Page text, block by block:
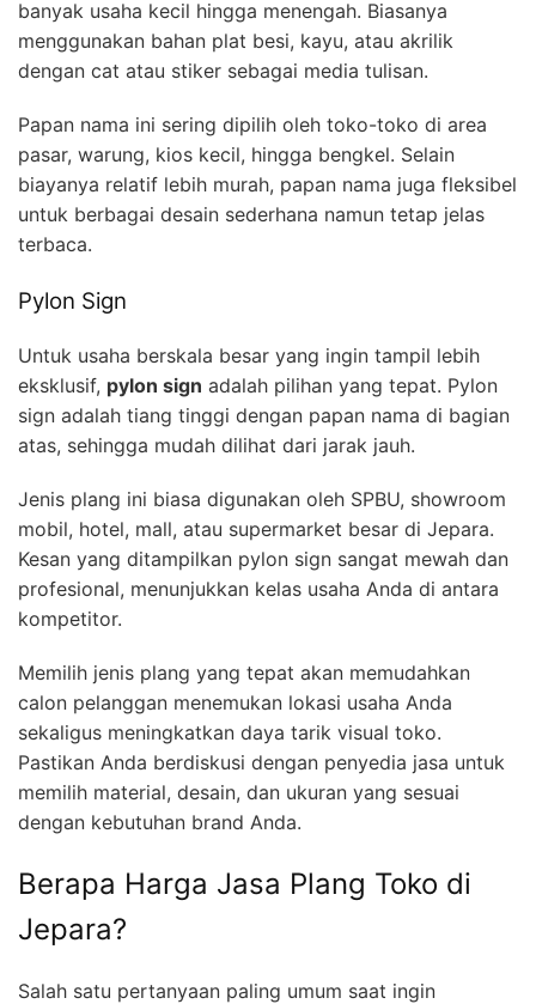
banyak usaha kecil hingga menengah. Biasanya
menggunakan bahan plat besi, kayu, atau akrilik
dengan cat atau stiker sebagai media tulisan.
Papan nama ini sering dipilih oleh toko-toko di area
pasar, warung, kios kecil, hingga bengkel. Selain
biayanya relatif lebih murah, papan nama juga fleksibel
untuk berbagai desain sederhana namun tetap jelas
terbaca.
Pylon Sign
Untuk usaha berskala besar yang ingin tampil lebih
eksklusif, pylon sign adalah pilihan yang tepat. Pylon
sign adalah tiang tinggi dengan papan nama di bagian
atas, sehingga mudah dilihat dari jarak jauh.
Jenis plang ini biasa digunakan oleh SPBU, showroom
mobil, hotel, mall, atau supermarket besar di Jepara.
Kesan yang ditampilkan pylon sign sangat mewah dan
profesional, menunjukkan kelas usaha Anda di antara
kompetitor.
Memilih jenis plang yang tepat akan memudahkan
calon pelanggan menemukan lokasi usaha Anda
sekaligus meningkatkan daya tarik visual toko.
Pastikan Anda berdiskusi dengan penyedia jasa untuk
memilih material, desain, dan ukuran yang sesuai
dengan kebutuhan brand Anda.
Berapa Harga Jasa Plang Toko di
Jepara?
Salah satu pertanyaan paling umum saat ingin